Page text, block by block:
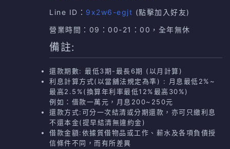
Line ID： 9x2w6-egjt (點擊加入好友)
營業時間：09：00-21：00，全年無休
備註:
還款期數: 最低3期-最長6期 (以月計算)
利息計算方式(以當舖法規定為準) : 月息最低2%~
最高2.5%(換算年利率最低12%最高30%)
例如：借款一萬元，月息200~250元
還款方式:可分一次結清或分期還款，亦可只繳利息
不還本金(提早結清無違約金)
借款金額:依據質借物品或工作、薪水及各項負債授
信條件不同，而有所差異